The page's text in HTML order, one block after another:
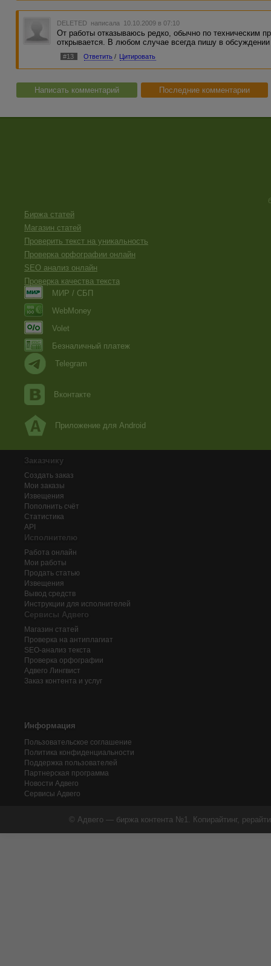
DELETED написала 10.10.2009 в 07:10
От работы отказываюсь редко, обычно по техническим
открывается. В любом случае всегда пишу в
#13 Ответить / Цитировать
Написать комментарий Последние комментарии
Биржа статей
Магазин статей
Проверить текст на уникальность
Проверка орфографии онлайн
SEO анализ онлайн
Проверка качества текста
МИР / СБП
WebMoney
Volet
Безналичный платеж
Telegram
Вконтакте
Приложение для Android
Заказчику
Создать заказ
Мои заказы
Извещения
Пополнить счёт
Статистика
API
Исполнителю
Работа онлайн
Мои работы
Продать статью
Извещения
Вывод средств
Инструкции для исполнителей
Сервисы Адвего
Магазин статей
Проверка на антиплагиат
SEO-анализ текста
Проверка орфографии
Адвего Лингвист
Заказ контента и услуг
Информация
Пользовательское соглашение
Политика конфиденциальности
Поддержка пользователей
Партнерская программа
Новости Адвего
Сервисы Адвего
© Адвего — биржа контента №1. Копирайтинг,